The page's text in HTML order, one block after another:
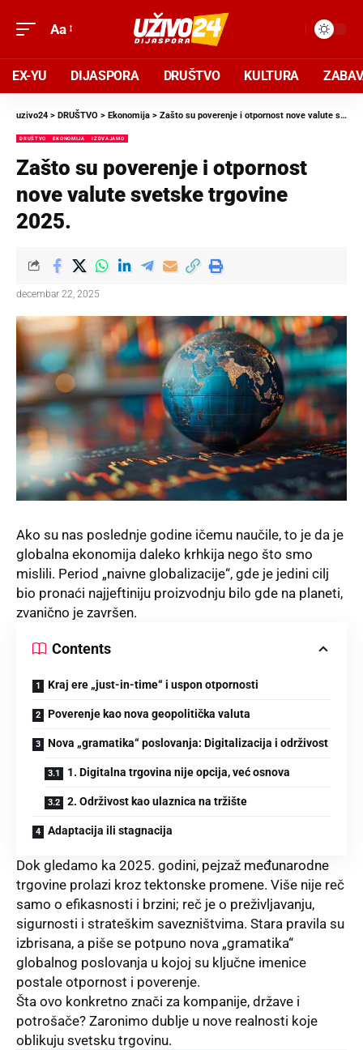
Aa
EX-YU DIJASPORA DRUŠTVO KULTURA
uzivo24 > DRUŠTVO > Ekonomija > Zašto su poverenje i otpornost nove valute svetske trgovine 2025.
DRUŠTVO EKONOMIJA IZDVAJAMO
Zašto su poverenje i otpornost
nove valute svetske trgovine
2025.
decembar 22, 2025
Ako su nas poslednje godine ičemu naučile, to je da je
globalna ekonomija daleko krhkija nego što smo
mislili. Period „naivne globalizacije“, gde je jedini cilj
bio pronaći najjeftiniju proizvodnju bilo gde na planeti,
zvanično je završen.
Contents
Kraj ere „just-in-time“ i uspon otpornosti
Poverenje kao nova geopolitička valuta
Nova „gramatika“ poslovanja: Digitalizacija i održivost
1. Digitalna trgovina nije opcija, već osnova
2. Održivost kao ulaznica na tržište
Adaptacija ili stagnacija
Dok gledamo ka 2025. godini, pejzaž međunarodne
trgovine prolazi kroz tektonske promene. Više nije reč
samo o efikasnosti i brzini; reč je o preživljavanju,
sigurnosti i strateškim savezništvima. Stara pravila su
izbrisana, a piše se potpuno nova „gramatika“
globalnog poslovanja u kojoj su ključne imenice
postale otpornost i poverenje.
Šta ovo konkretno znači za kompanije, države i
potrošače? Zaronimo dublje u nove realnosti koje
oblikuju svetsku trgovinu.